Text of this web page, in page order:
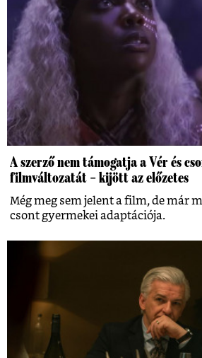
A szerző nem támogatja a Vér és
filmváltozatát – kijött az előzetes
Még meg sem jelent a film, de már
csont gyermekei adaptációja.